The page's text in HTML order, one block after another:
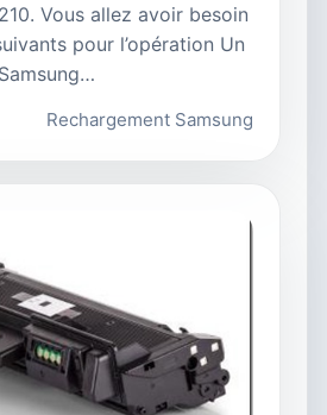
Vous allez avoir besoin
pour l’opération Un
Rechargement Samsung